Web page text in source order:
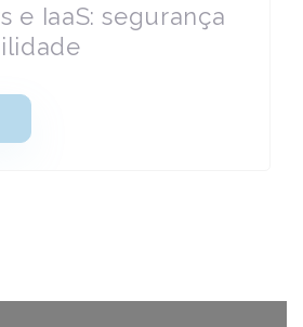
e IaaS: segurança